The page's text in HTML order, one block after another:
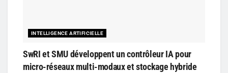
INTELLIGENCE ARTIFICIELLE
SwRI et SMU développent un contrôleur IA pour
micro-réseaux multi-modaux et stockage hybride